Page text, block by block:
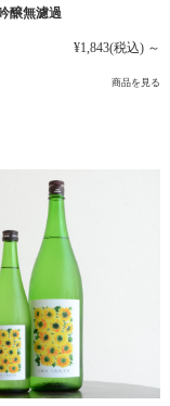
醸無濾過
¥1,843(税込) ～
商品を見る